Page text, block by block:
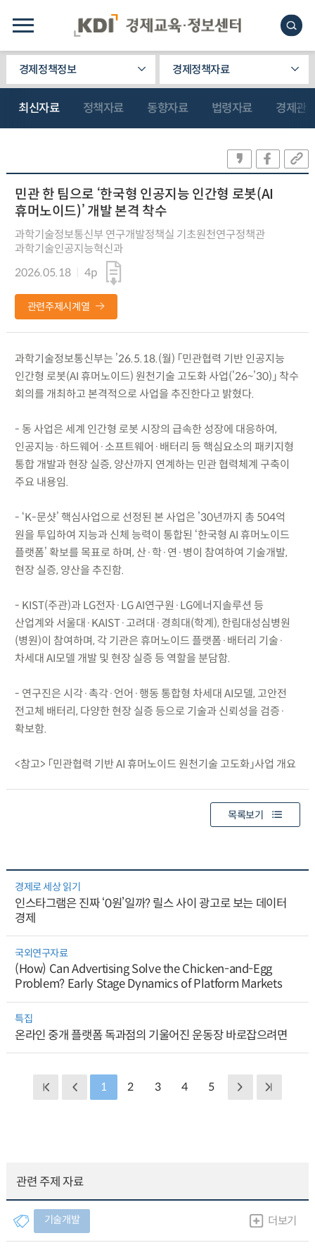
경제정책정보 경제정책자료
최신자료 정책자료 동향자료 법령자료 경제관
민관 한 팀으로 ‘한국형 인공지능 인간형 로봇(AI
휴머노이드)’ 개발 본격 착수
과학기술정보통신부 연구개발정책실 기초원천연구정책관
과학기술인공지능혁신과
2026.05.18
4p
관련주제시계열
과학기술정보통신부는 ’26.5.18.(월) 「민관협력 기반 인공지능
인간형 로봇(AI 휴머노이드) 원천기술 고도화 사업(’26~’30)」 착수
회의를 개최하고 본격적으로 사업을 추진한다고 밝혔다.
- 동 사업은 세계 인간형 로봇 시장의 급속한 성장에 대응하여,
인공지능·하드웨어·소프트웨어·배터리 등 핵심요소의 패키지형
통합 개발과 현장 실증, 양산까지 연계하는 민관 협력체계 구축이
주요 내용임.
- ‘K-문샷’ 핵심사업으로 선정된 본 사업은 ’30년까지 총 504억
원을 투입하여 지능과 신체 능력이 통합된 ‘한국형 AI 휴머노이드
플랫폼’ 확보를 목표로 하며, 산·학·연·병이 참여하여 기술개발,
현장 실증, 양산을 추진함.
- KIST(주관)과 LG전자·LG AI연구원·LG에너지솔루션 등
산업계와 서울대·KAIST·고려대·경희대(학계), 한림대성심병원
(병원)이 참여하며, 각 기관은 휴머노이드 플랫폼·배터리 기술·
차세대 AI모델 개발 및 현장 실증 등 역할을 분담함.
- 연구진은 시각·촉각·언어·행동 통합형 차세대 AI모델, 고안전
전고체 배터리, 다양한 현장 실증 등으로 기술과 신뢰성을 검증·
확보함.
<참고> 「민관협력 기반 AI 휴머노이드 원천기술 고도화」사업 개요
목록보기
경제로 세상 읽기
인스타그램은 진짜 ‘0원’일까? 릴스 사이 광고로 보는 데이터
경제
국외연구자료
(How) Can Advertising Solve the Chicken-and-Egg
Problem? Early Stage Dynamics of Platform Markets
특집
온라인 중개 플랫폼 독과점의 기울어진 운동장 바로잡으려면
1 2 3 4 5
관련 주제 자료
기술개발 더보기